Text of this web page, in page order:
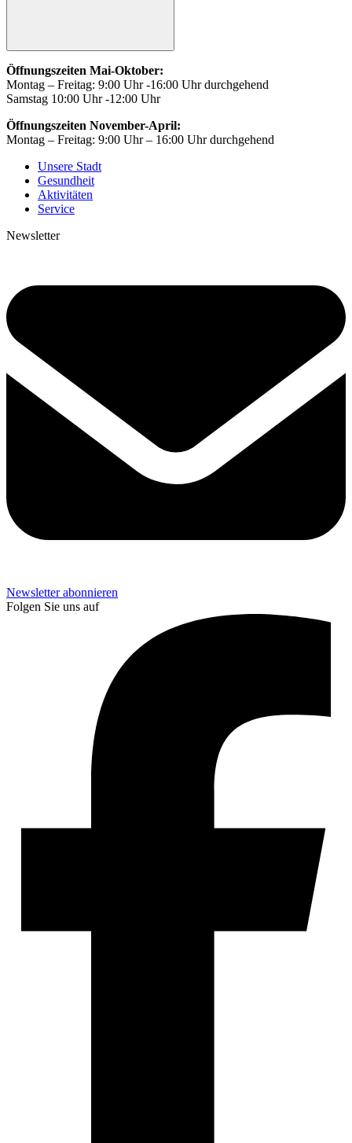
Öffnungszeiten Mai-Oktober:
Montag – Freitag: 9:00 Uhr -16:00 Uhr durchgehend
Samstag 10:00 Uhr -12:00 Uhr
Öffnungszeiten November-April:
Montag – Freitag: 9:00 Uhr – 16:00 Uhr durchgehend
Unsere Stadt
Gesundheit
Aktivitäten
Service
Newsletter
Newsletter abonnieren
Folgen Sie uns auf